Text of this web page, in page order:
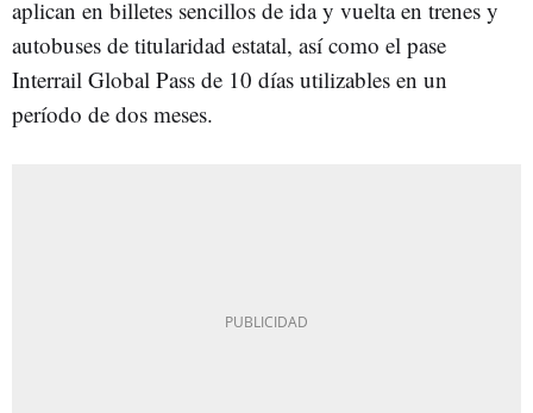
aplican en billetes sencillos de ida y vuelta en trenes y
autobuses de titularidad estatal, así como el pase
Interrail Global Pass de 10 días utilizables en un
período de dos meses.